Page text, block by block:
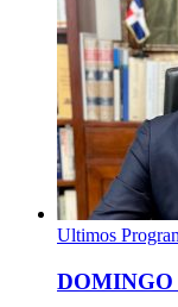
Ultimos
DOMINGO